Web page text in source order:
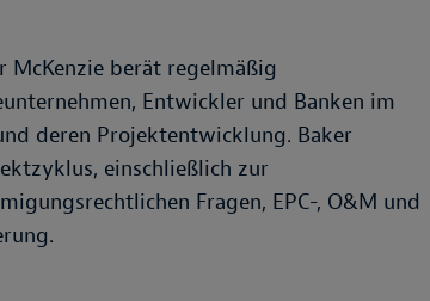
berät regelmäßig
Entwickler und Banken im
deren Projektentwicklung. Baker
einschließlich zur
Fragen, EPC-, O&M und